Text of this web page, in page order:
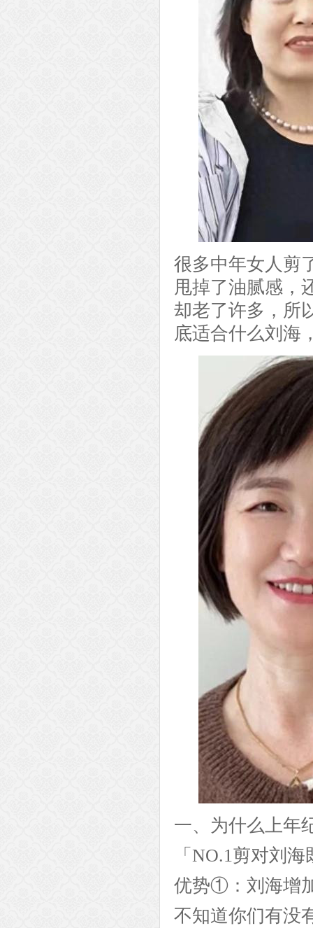
很多中年女人剪
甩掉了油腻感，
却老了许多，所
底适合什么刘海
一、为什么上年
「NO.1剪对刘
优势①：刘海增
不知道你们有没